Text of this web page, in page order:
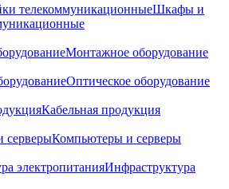
Шкафы и
Монтажное оборудование
Оптическое оборудование
Кабельная продукция
Компьютеры и серверы
Инфраструктура